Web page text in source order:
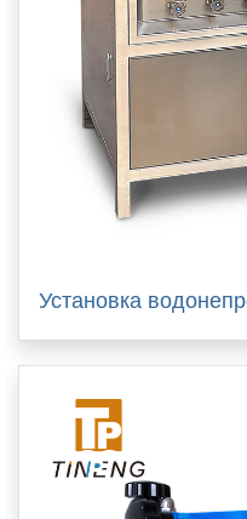
Установка